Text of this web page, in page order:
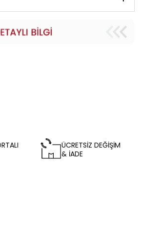
ÜCRETSİZ DEĞİŞİM
& İADE